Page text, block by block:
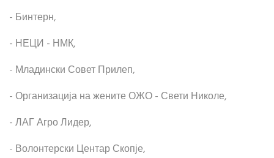
- Бинтерн,
- НЕЦИ - НМК,
- Младински Совет Прилеп,
- Организација на жените ОЖО - Свети Николе,
- ЛАГ Агро Лидер,
- Волонтерски Центар Скопје,